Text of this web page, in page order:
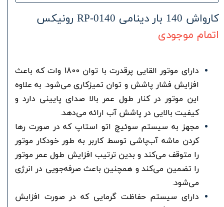
کارواش 140 بار دینامی RP-0140 رونیکس
اتمام موجودی
دارای موتور القایی پرقدرت با توان 1800 وات که باعث
افزایش فشار پاشش و توان تمیزکاری می‌شود. به علاوه
این موتور در کنار طول عمر بالا صدای پایینی دارد و
کیفیت بالایی در پاشش آب ارائه می‌دهد.
مجهز به سیستم سوئیچ اتو استاپ که در صورت رها
کردن ماشه آب‌پاشی توسط کاربر به طور خودکار موتور
را متوقف می‌کند و بدین ترتیب افزایش طول عمر موتور
را تضمین می‌کند و همچنین باعث صرفه‌جویی در انرژی
می‌شود.
دارای سیستم حفاظت گرمایی که در صورت افزایش